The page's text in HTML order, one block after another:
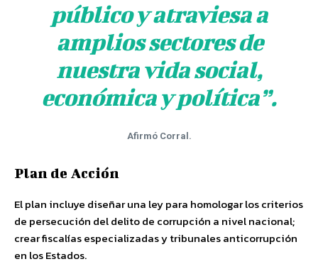
público y atraviesa a
amplios sectores de
nuestra vida social,
económica y política”.
Afirmó Corral.
Plan de Acción
El plan incluye diseñar una ley para homologar los criterios
de persecución del delito de corrupción a nivel nacional;
crear fiscalías especializadas y tribunales anticorrupción
en los Estados.